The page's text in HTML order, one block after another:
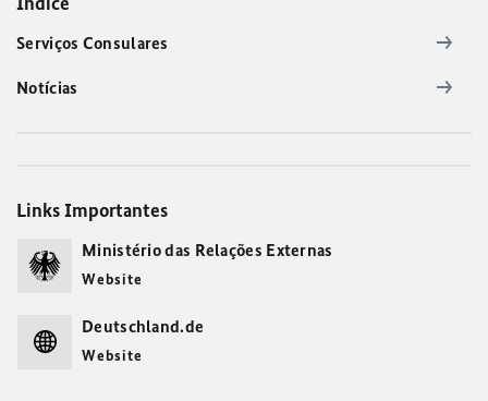
Serviços Consulares
Notícias
Links Importantes
Ministério das Relações Externas
Website
Deutschland.de
Website